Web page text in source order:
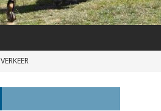
VERKEER